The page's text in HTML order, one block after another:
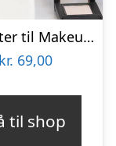
Beskytter til Makeupbørster 3-pak
kr. 69,00
til shop